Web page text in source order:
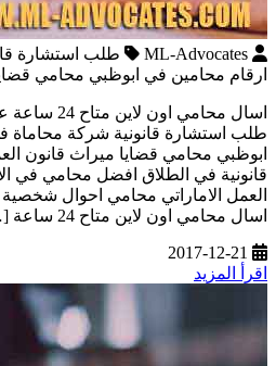
ML-Advocates
طلب استشارة
ارقام محامين في ابوظبي محامي
اسال محامي
طلب استشارة قانونية شركة محاماة
قانونية في الطلاق افضل محامي في
اسال محامي اون لاين متاح 24 ساعة […]
2017-12-21
اقرأ المزيد